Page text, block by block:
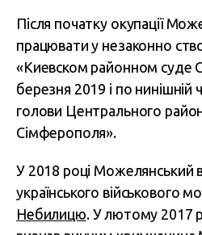
Після початку окупації
працювати у незаконно
«Киевском районном суде
березня 2019 і по нинішній
голови Центрального
Сімферополя».
У 2018 році Можелянський
українського військового
Небилицю. У лютому 2017